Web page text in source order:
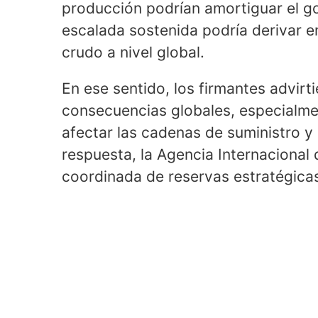
producción podrían amortiguar el
escalada sostenida podría derivar
crudo a nivel global.
En ese sentido, los firmantes
consecuencias globales,
afectar las cadenas de suministro
respuesta, la Agencia
coordinada de reservas